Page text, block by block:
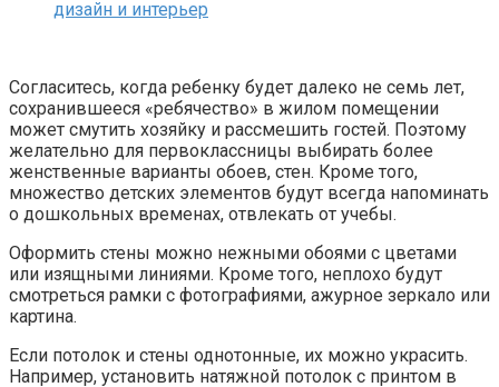
Согласитесь, когда ребенку будет далеко не семь лет,
сохранившееся «ребячество» в жилом помещении
может смутить хозяйку и рассмешить гостей. Поэтому
желательно для первоклассницы выбирать более
женственные варианты обоев, стен. Кроме того,
множество детских элементов будут всегда напоминать
о дошкольных временах, отвлекать от учебы.
Оформить стены можно нежными обоями с цветами
или изящными линиями. Кроме того, неплохо будут
смотреться рамки с фотографиями, ажурное зеркало или
картина.
Если потолок и стены однотонные, их можно украсить.
Например, установить натяжной потолок с принтом в